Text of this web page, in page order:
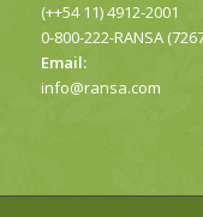
(++54 11) 4912-2001
0-800-222-RANSA
Email:
info@ransa.com